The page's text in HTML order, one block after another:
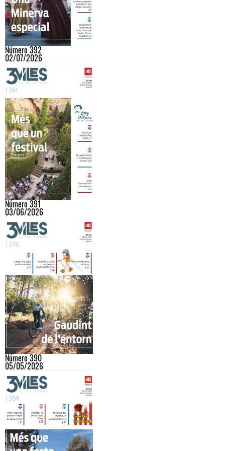
Número 392
02/07/2026
Número 391
03/06/2026
Número 390
05/05/2026